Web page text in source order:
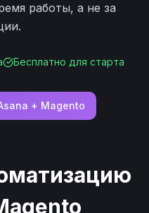
работы, а не за
Бесплатно для старта
+ Magento